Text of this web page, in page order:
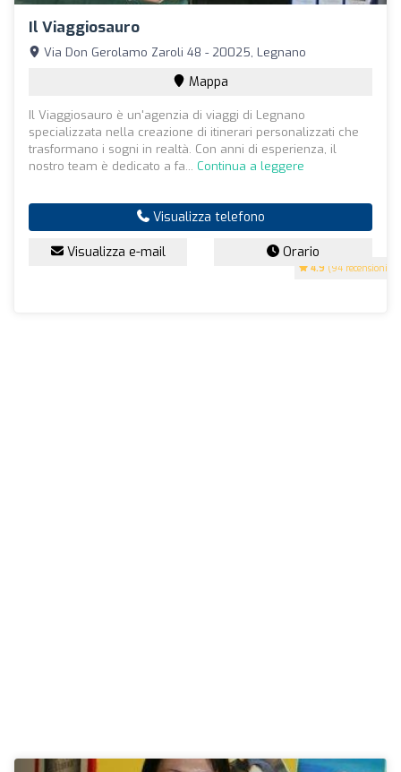
Il Viaggiosauro
4.9 (94 recensioni)
Via Don Gerolamo Zaroli 48 - 20025, Legnano
Mappa
Il Viaggiosauro è un'agenzia di viaggi di Legnano
specializzata nella creazione di itinerari personalizzati che
trasformano i sogni in realtà. Con anni di esperienza, il
nostro team è dedicato a fa... Continua a leggere
Visualizza telefono
Visualizza e-mail Orario